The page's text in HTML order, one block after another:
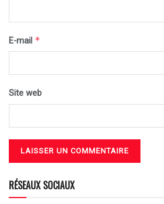
E-mail *
Site web
RÉSEAUX SOCIAUX